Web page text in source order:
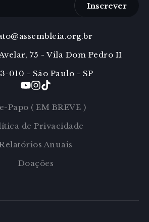
Inscrever
75 - Vila Dom Pedro II
010 - São Paulo - SP
Papo ( EM BREVE )
de Privacidade
Anuais
Doações